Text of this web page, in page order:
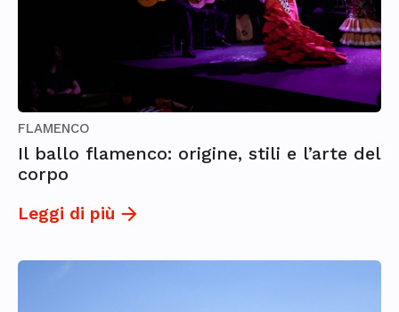
FLAMENCO
Il ballo flamenco: origine, stili e l’arte del
corpo
Leggi di più